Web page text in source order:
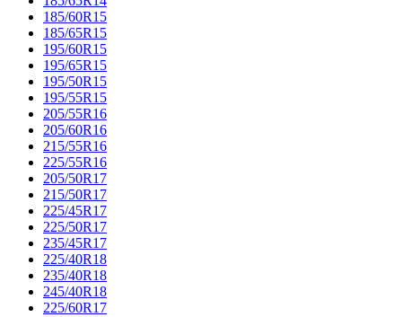
185/60R15
185/65R15
195/60R15
195/65R15
195/50R15
195/55R15
205/55R16
205/60R16
215/55R16
225/55R16
205/50R17
215/50R17
225/45R17
225/50R17
235/45R17
225/40R18
235/40R18
245/40R18
225/60R17